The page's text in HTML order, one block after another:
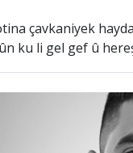
çavkaniyek
ku li gel gef û